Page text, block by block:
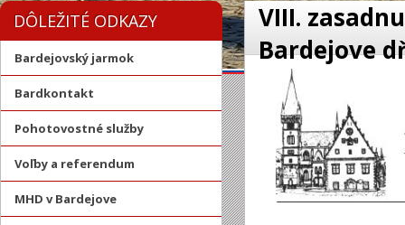
DÔLEŽITÉ ODKAZY
Bardejovský jarmok
Bardkontakt
Pohotovostné služby
Voľby a referendum
MHD v Bardejove
VIII.
Bardejove